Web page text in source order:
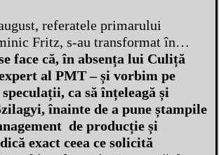
referatele primarului
Fritz, s-au transformat în…
face că, în absența lui Culiță
al PMT – și vorbim pe
ca să înțeleagă și
înainte de a pune ștampile
de producție și
exact ceea ce solicită